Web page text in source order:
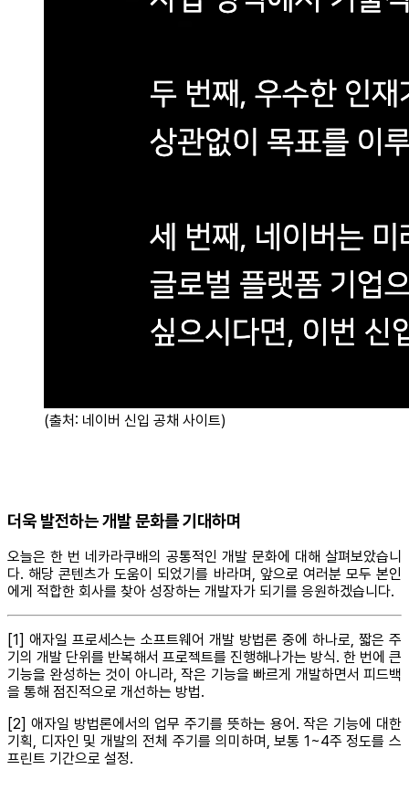
(출처: 네이버 신입 공채 사이트)
더욱 발전하는 개발 문화를 기대하며
오늘은 한 번 네카라쿠배의 공통적인 개발 문화에 대해 살펴보았습니
다. 해당 콘텐츠가 도움이 되었기를 바라며, 앞으로 여러분 모두 본인
에게 적합한 회사를 찾아 성장하는 개발자가 되기를 응원하겠습니다.
[1] 애자일 프로세스는 소프트웨어 개발 방법론 중에 하나로, 짧은 주
기의 개발 단위를 반복해서 프로젝트를 진행해나가는 방식. 한 번에 큰
기능을 완성하는 것이 아니라, 작은 기능을 빠르게 개발하면서 피드백
을 통해 점진적으로 개선하는 방법.
[2] 애자일 방법론에서의 업무 주기를 뜻하는 용어. 작은 기능에 대한
기획, 디자인 및 개발의 전체 주기를 의미하며, 보통 1~4주 정도를 스
프린트 기간으로 설정.